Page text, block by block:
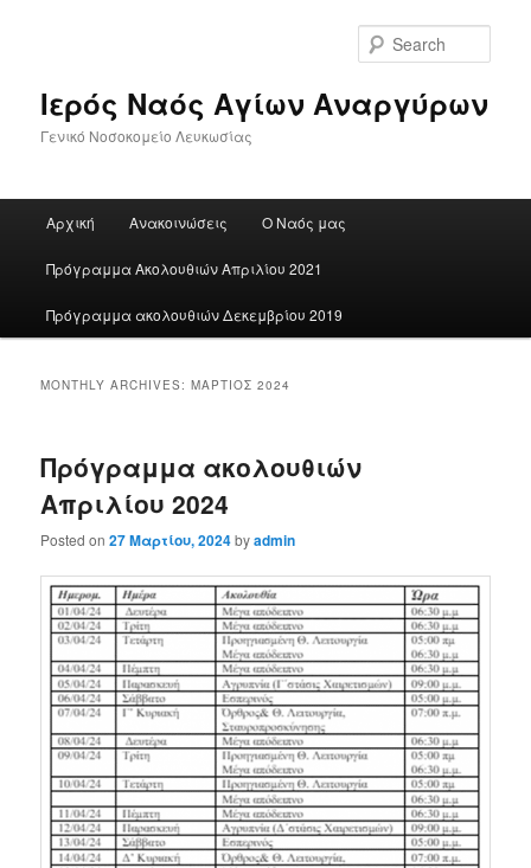
Ιερός Ναός Αγίων Αναργύρων
Γενικό Νοσοκομείο Λευκωσίας
Αρχική Ανακοινώσεις Ο Ναός μας
Πρόγραμμα Ακολουθιών Απριλίου 2021
Πρόγραμμα ακολουθιών Δεκεμβρίου 2019
MONTHLY ARCHIVES:ΜΆΡΤΙΟΣ 2024
Πρόγραμμα ακολουθιών
Απριλίου 2024
Posted on27 Μαρτίου, 2024byadmin